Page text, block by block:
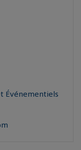
Événementiels